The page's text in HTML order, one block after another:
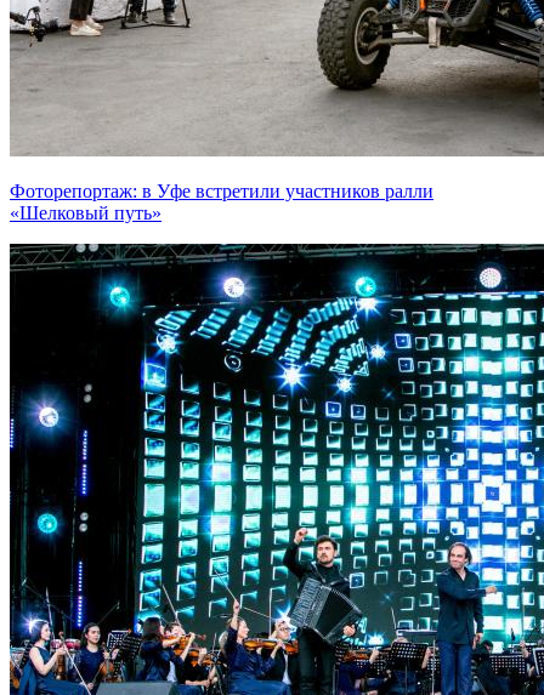
Фоторепортаж: в Уфе встретили участников ралли
«Шелковый путь»